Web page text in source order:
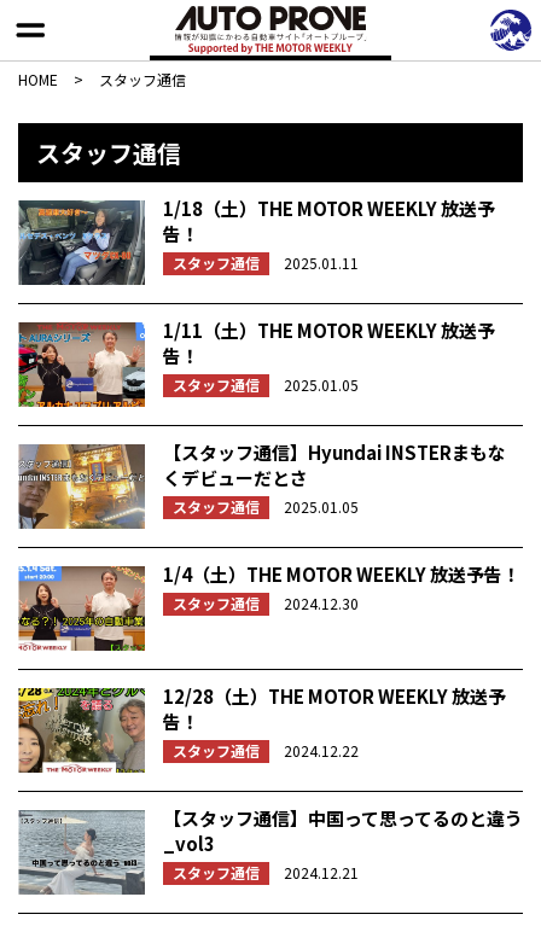
HOME > スタッフ通信
スタッフ通信
1/18（土）THE MOTOR WEEKLY 放送予
告！
スタッフ通信 2025.01.11
1/11（土）THE MOTOR WEEKLY 放送予
告！
スタッフ通信 2025.01.05
【スタッフ通信】Hyundai INSTERまもな
くデビューだとさ
スタッフ通信 2025.01.05
1/4（土）THE MOTOR WEEKLY 放送予告！
スタッフ通信 2024.12.30
12/28（土）THE MOTOR WEEKLY 放送予
告！
スタッフ通信 2024.12.22
【スタッフ通信】中国って思ってるのと違う
_vol3
スタッフ通信 2024.12.21